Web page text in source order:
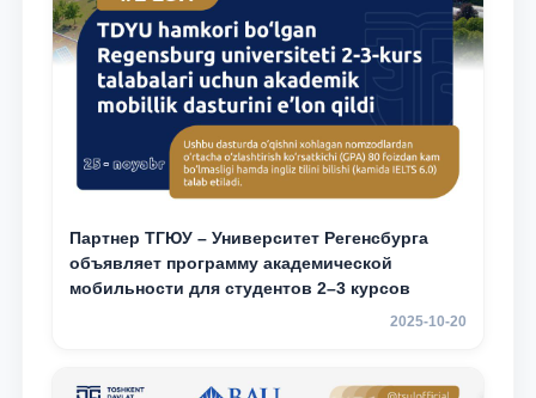
Партнер ТГЮУ – Университет Регенсбурга
объявляет программу академической
мобильности для студентов 2–3 курсов
2025-10-20